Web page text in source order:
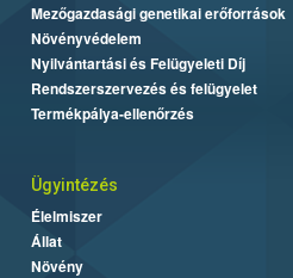
Mezőgazdasági genetikai erőforrások
Növényvédelem
Nyilvántartási és Felügyeleti Díj
Rendszerszervezés és felügyelet
Termékpálya-ellenőrzés
Ügyintézés
Élelmiszer
Állat
Növény